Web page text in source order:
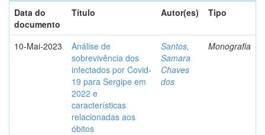
Data do
documento
Título Autor(es) Tipo
10-Mai-2023
Análise de
sobrevivência dos
infectados por Covid-
19 para Sergipe em
2022 e
características
relacionadas aos
óbitos
Santos,
Samara
Chaves
dos
Monografia